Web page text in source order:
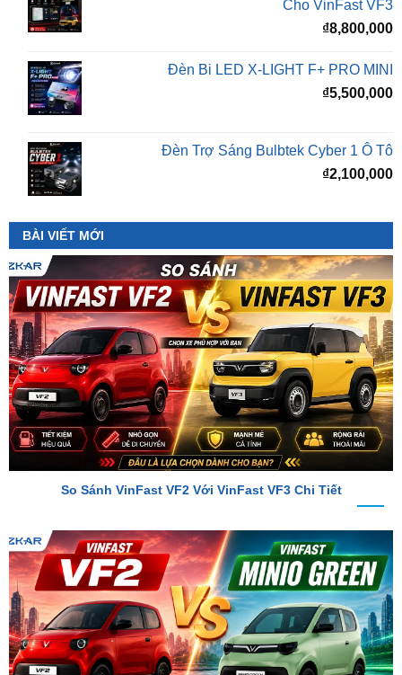
Đèn Bi LED X-LIGHT F+ PRO MINI
Đèn Trợ Sáng Bulbtek Cyber 1 Ô Tô
BÀI VIẾT MỚI
So Sánh VinFast VF2 Với VinFast VF3 Chi Tiết